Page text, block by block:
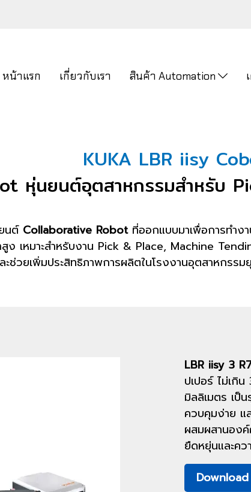
หน้าแรก เกี่ยวกับเรา สินค้า Automation
KUKA LBR iisy
หุ่นยนต์อุตสาหกรรมสำหรับ
นต์ Collaborative Robotที่ออกแบบมาเพื่อการทำง
ง เหมาะสำหรับงาน Pick & Place, Machine
ช่วยเพิ่มประสิทธิภาพการผลิตในโรงงานอุตสาหกรรม
LBR iisy 3
ปเปอร์ ไม่เกิ
มิลลิเมตร เป็
ควบคุมง่าย แ
ผสมผสานองค์
ยืดหยุ่นและคว